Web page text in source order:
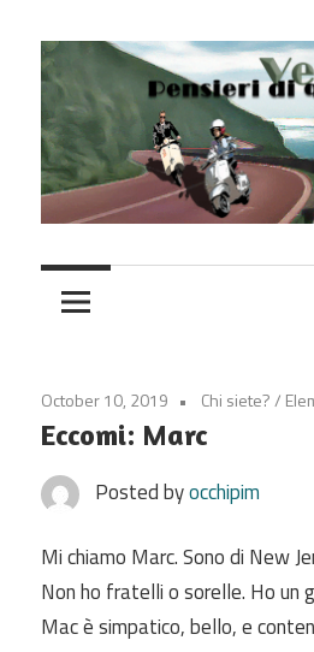
to
content
Vespa
October 10, 2019 Chi siete?/
Eccomi: Marc
Posted byocchipim
Mi chiamo Marc. Sono di New
Non ho fratelli o sorelle. Ho un
Mac è simpatico, bello, e